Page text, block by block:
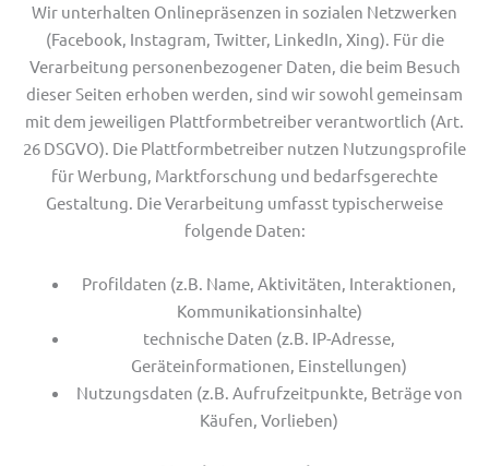
Wir unterhalten Onlinepräsenzen in sozialen Netzwerken
(Facebook, Instagram, Twitter, LinkedIn, Xing). Für die
Verarbeitung personenbezogener Daten, die beim Besuch
dieser Seiten erhoben werden, sind wir sowohl gemeinsam
mit dem jeweiligen Plattformbetreiber verantwortlich (Art.
26 DSGVO). Die Plattformbetreiber nutzen Nutzungsprofile
für Werbung, Marktforschung und bedarfsgerechte
Gestaltung. Die Verarbeitung umfasst typischerweise
folgende Daten:
Profildaten (z.B. Name, Aktivitäten, Interaktionen,
Kommunikationsinhalte)
technische Daten (z.B. IP-Adresse,
Geräteinformationen, Einstellungen)
Nutzungsdaten (z.B. Aufrufzeitpunkte, Beträge von
Käufen, Vorlieben)